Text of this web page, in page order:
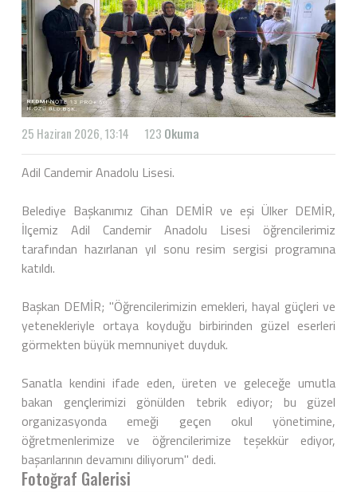
25 Haziran 2026, 13:14 123 Okuma
Adil Candemir Anadolu Lisesi.
Belediye Başkanımız Cihan DEMİR ve eşi Ülker DEMİR,
İlçemiz Adil Candemir Anadolu Lisesi öğrencilerimiz
tarafından hazırlanan yıl sonu resim sergisi programına
katıldı.
Başkan DEMİR; "Öğrencilerimizin emekleri, hayal güçleri ve
yetenekleriyle ortaya koyduğu birbirinden güzel eserleri
görmekten büyük memnuniyet duyduk.
Sanatla kendini ifade eden, üreten ve geleceğe umutla
bakan gençlerimizi gönülden tebrik ediyor; bu güzel
organizasyonda emeği geçen okul yönetimine,
öğretmenlerimize ve öğrencilerimize teşekkür ediyor,
başarılarının devamını diliyorum" dedi.
Fotoğraf Galerisi